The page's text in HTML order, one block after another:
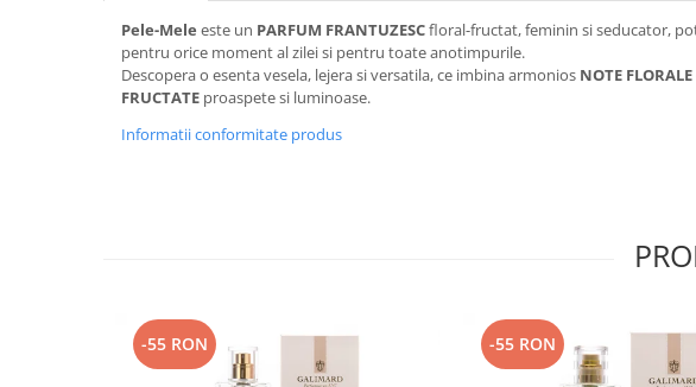
Produse incontinenta
Pele-Mele este un PARFUM FRANTUZESCfloral-fructat, feminin si seducator,
pentru orice moment al zilei si pentru toate anotimpurile.
Descopera o esenta vesela, lejera si versatila, ce imbina armonios NOTE FLORALE
FRUCTATE proaspete si luminoase.
Informatii conformitate produs
-55 RON -55 RON